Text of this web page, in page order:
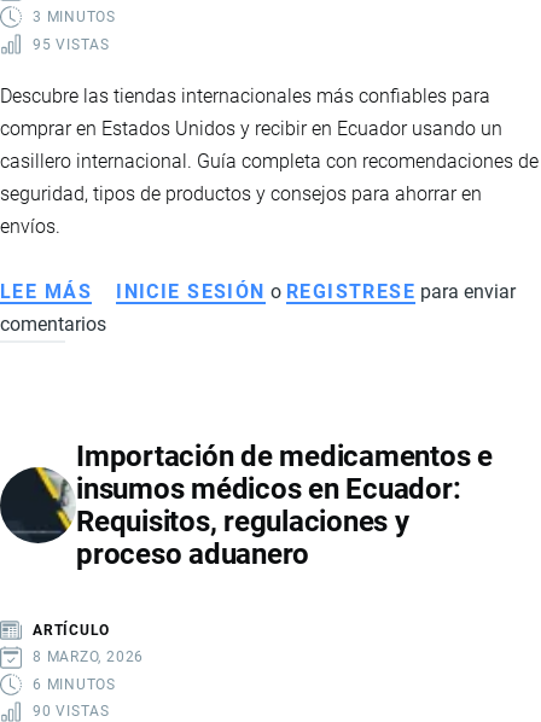
PRÁCTICOS
3 MINUTOS
95 VISTAS
Descubre las tiendas internacionales más confiables para
comprar en Estados Unidos y recibir en Ecuador usando un
casillero internacional. Guía completa con recomendaciones de
seguridad, tipos de productos y consejos para ahorrar en
envíos.
LEE MÁS SOBRE
LAS
COMPRAR
EN
ESTADOS
UNIDOS
EN
ECUADOR
INICIE SESIÓN o REGISTRESE para enviar
comentarios
Importación de medicamentos e
insumos médicos en Ecuador:
Requisitos, regulaciones y
proceso aduanero
ARTÍCULO
8 MARZO, 2026
6 MINUTOS
90 VISTAS